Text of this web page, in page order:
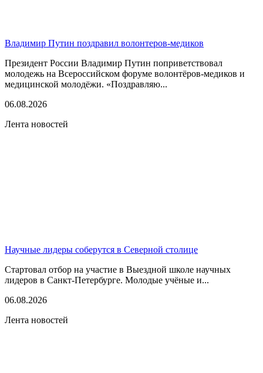
Владимир Путин поздравил волонтеров-медиков
Президент России Владимир Путин поприветствовал
молодежь на Всероссийском форуме волонтёров-медиков и
медицинской молодёжи. «Поздравляю...
06.08.2026
Лента новостей
Научные лидеры соберутся в Северной столице
Стартовал отбор на участие в Выездной школе научных
лидеров в Санкт-Петербурге. Молодые учёные и...
06.08.2026
Лента новостей